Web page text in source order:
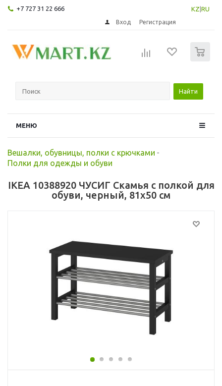
+7 727 31 22 666 KZ RU
Вход Регистрация
Найти
МЕНЮ
Вешалки, обувницы, полки с крючками -
Полки для одежды и обуви
IKEA 10388920 ЧУСИГ Скамья с полкой для
обуви, черный, 81x50 см